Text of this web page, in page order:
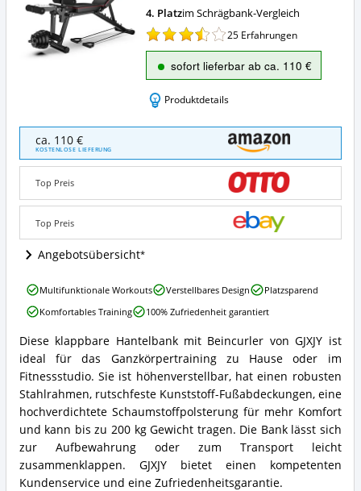
4. Platzim Schrägbank-Vergleich
25 Erfahrungen
sofort lieferbar ab ca. 110 €
Produktdetails
Hantelbank
Klappbar
Beincurler
Angebote:
ist
diese
Schrägbank
ca. 110 €
KOSTENLOSE LIEFERUNG
Top Preis
Top Preis
Angebotsübersicht
GJXJY
Hantelbank
Klappbar
mit
Beincurler
Zusammenfassung:
Was
bietet
diese
Schrägbank?
Diese klappbare Hantelbank mit Beincurler von GJXJY ist
ideal für das Ganzkörpertraining zu Hause oder im
Fitnessstudio. Sie ist höhenverstellbar, hat einen robusten
Stahlrahmen, rutschfeste Kunststoff-Fußabdeckungen, eine
hochverdichtete Schaumstoffpolsterung für mehr Komfort
und kann bis zu 200 kg Gewicht tragen. Die Bank lässt sich
zur Aufbewahrung oder zum Transport leicht
zusammenklappen. GJXJY bietet einen kompetenten
Kundenservice und eine Zufriedenheitsgarantie.
GJXJY
Hantelbank
Klappbar
Beincurler
Vorteile:
Was
spricht
für
diese
Schrägbank?
Multifunktionale Workouts Verstellbares Design
Platzsparend
Komfortables Training
100% Zufriedenheit garantiert